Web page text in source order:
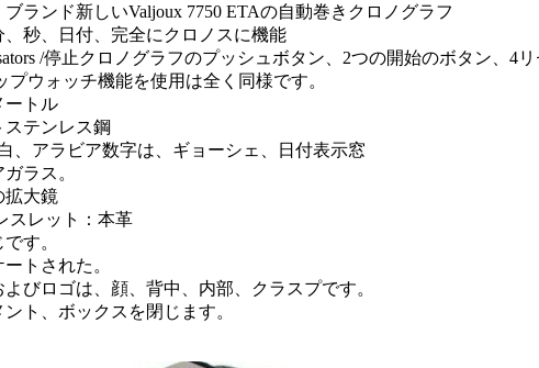
ブランド新しいValjoux 7750 ETAの自動巻きクロノグラフ
秒、日付、完全にクロノスに機能
/停止クロノグラフのプッシュボタン、2つの開始のボタン、4
プウォッチ機能を使用は全く同様です。
ートル
テンレス鋼
、アラビア数字は、ギョーシェ、日付表示窓
ラス。
拡大鏡
スレット：本革
す。
トされた。
びロゴは、顔、背中、内部、クラスプです。
ト、ボックスを閉じます。